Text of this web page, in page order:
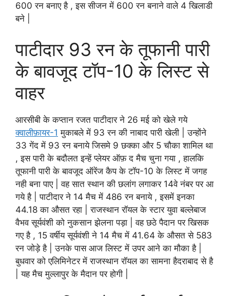
600 रन बनाए है , इस सीजन में 600 रन बनाने वाले 4 खिलाडी
बने |
पाटीदार 93 रन के तूफानी पारी
के बावजूद टॉप-10 के लिस्ट से
वाहर
आरसीबी के कप्तान रजत पाटीदार ने 26 मई को खेले गये
क्वालीफ़ायर-1 मुकाबले में 93 रन की नाबाद पारी खेली | उन्होंने
33 गेंद में 93 रन बनाये जिसमे 9 छक्का और 5 चौका शामिल था
, इस पारी के बदौलत इन्हें प्लेयर ऑफ़ द मैच चुना गया , हालकि
तूफानी पारी के बावजूद ऑरेंज कैप के टॉप-10 के लिस्ट में जगह
नही बना पाए | वह सात स्थान की छलांग लगाकर 14वे नंबर पर आ
गये है | पाटीदार ने 14 मैच में 486 रन बनाये , इसमें इनका
44.18 का औसत रहा | राजस्थान रॉयल के स्टार युवा बल्लेबाज
वैभव सूर्यवंशी को नुकसान झेलना पड़ा | वह छठे पैदान पर खिसक
गए है , 15 वर्षीय सूर्यवंशी ने 14 मैच में 41.64 के औसत से 583
रन जोड़े है | उनके पास आज लिस्ट में उपर आने का मौका है |
बुधवार को एलिमिनेटर में राजस्थान रॉयल का सामना हैदराबाद से है
| यह मैच मुल्लापुर के मैदान पर होगी |